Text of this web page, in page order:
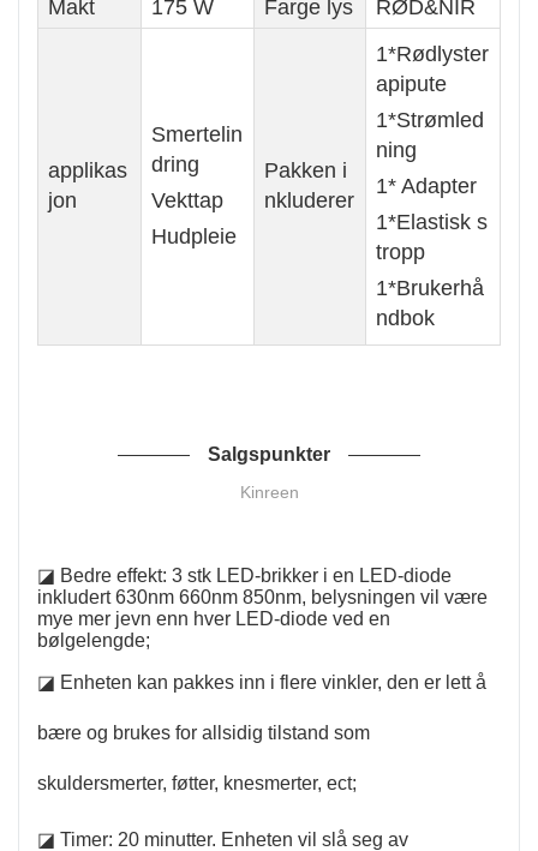
Makt 175 W Farge lys RØD&NIR
applikas
jon
Smertelin
dring
Vekttap
Hudpleie
Pakken i
nkluderer
1*Rødlyster
apipute
1*Strømled
ning
1* Adapter
1*Elastisk s
tropp
1*Brukerhå
ndbok
Salgspunkter
Kinreen
◪ Bedre effekt: 3 stk LED-brikker i en LED-diode
inkludert 630nm 660nm 850nm, belysningen vil være
mye mer jevn enn hver LED-diode ved en
bølgelengde;
◪ Enheten kan pakkes inn i flere vinkler, den er lett å
bære og brukes for allsidig tilstand som
skuldersmerter, føtter, knesmerter, ect;
◪ Timer: 20 minutter. Enheten vil slå seg av